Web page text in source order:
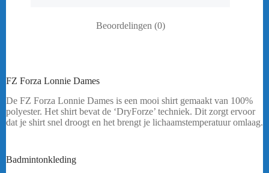
Beoordelingen (0)
FZ Forza Lonnie Dames
De FZ Forza Lonnie Dames is een mooi shirt gemaakt van 100%
polyester. Het shirt bevat de ‘DryForze’ techniek. Dit zorgt ervoor
dat je shirt snel droogt en het brengt je lichaamstemperatuur omlaag.
Badmintonkleding